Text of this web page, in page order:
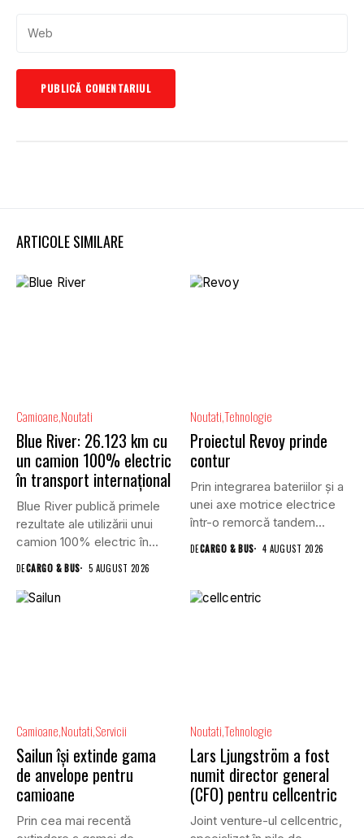
ARTICOLE SIMILARE
Camioane Noutati
Blue River: 26.123 km cu
un camion 100% electric
în transport internațional
Blue River publică primele
rezultate ale utilizării unui
camion 100% electric în...
DECARGO & BUS 5 AUGUST 2026
NoutatiTehnologie
Proiectul Revoy prinde
contur
Prin integrarea bateriilor și a
unei axe motrice electrice
într-o remorcă tandem...
DECARGO & BUS 4 AUGUST 2026
Camioane Noutati Servicii
Sailun își extinde gama
de anvelope pentru
camioane
Prin cea mai recentă
NoutatiTehnologie
Lars Ljungström a fost
numit director general
(CFO) pentru cellcentric
Joint venture-ul cellcentric,